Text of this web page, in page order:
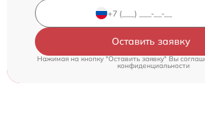
Оставить заявку
Нажимая на кнопку "Оставить заявку" Вы
конфиденциальности